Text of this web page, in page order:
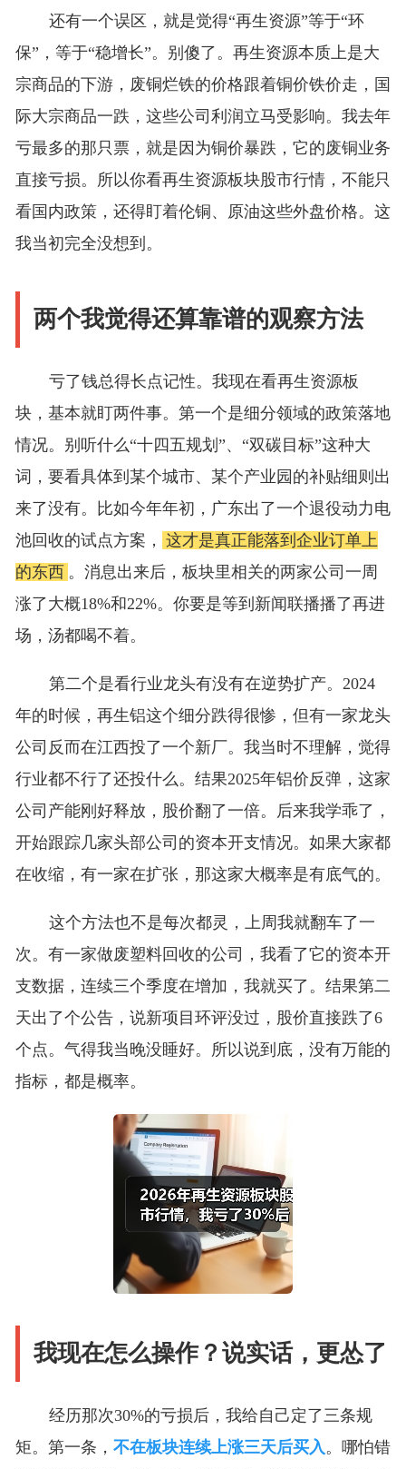
还有一个误区，就是觉得“再生资源”等于“环
保”，等于“稳增长”。别傻了。再生资源本质上是大
宗商品的下游，废铜烂铁的价格跟着铜价铁价走，国
际大宗商品一跌，这些公司利润立马受影响。我去年
亏最多的那只票，就是因为铜价暴跌，它的废铜业务
直接亏损。所以你看再生资源板块股市行情，不能只
看国内政策，还得盯着伦铜、原油这些外盘价格。这
我当初完全没想到。
两个我觉得还算靠谱的观察方法
亏了钱总得长点记性。我现在看再生资源板
块，基本就盯两件事。第一个是细分领域的政策落地
情况。别听什么“十四五规划”、“双碳目标”这种大
词，要看具体到某个城市、某个产业园的补贴细则出
来了没有。比如今年年初，广东出了一个退役动力电
池回收的试点方案， 这才是真正能落到企业订单上
的东西 。消息出来后，板块里相关的两家公司一周
涨了大概18%和22%。你要是等到新闻联播播了再进
场，汤都喝不着。
第二个是看行业龙头有没有在逆势扩产。2024
年的时候，再生铝这个细分跌得很惨，但有一家龙头
公司反而在江西投了一个新厂。我当时不理解，觉得
行业都不行了还投什么。结果2025年铝价反弹，这家
公司产能刚好释放，股价翻了一倍。后来我学乖了，
开始跟踪几家头部公司的资本开支情况。如果大家都
在收缩，有一家在扩张，那这家大概率是有底气的。
这个方法也不是每次都灵，上周我就翻车了一
次。有一家做废塑料回收的公司，我看了它的资本开
支数据，连续三个季度在增加，我就买了。结果第二
天出了个公告，说新项目环评没过，股价直接跌了6
个点。气得我当晚没睡好。所以说到底，没有万能的
指标，都是概率。
我现在怎么操作？说实话，更怂了
经历那次30%的亏损后，我给自己定了三条规
矩。第一条， 不在板块连续上涨三天后买入。哪怕错